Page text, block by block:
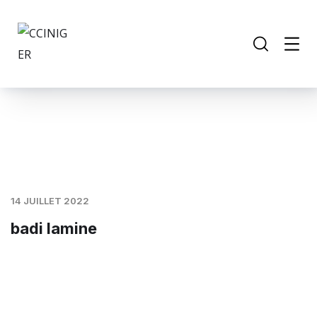
14 JUILLET 2022
badi lamine